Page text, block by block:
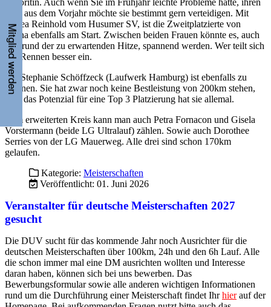
Zum erweiterten Kreis kann man auch Petra Fornacon und Gisela
Vorstermann (beide LG Ultralauf) zählen. Sowie auch Dorothee
Serries von der LG Mauerweg. Alle drei sind schon 170km
gelaufen.
Kategorie:Meisterschaften
Veranstalter für deutsche Meisterschaften 2027
gesucht
Die DUV sucht für das kommende Jahr noch Ausrichter für die
deutschen Meisterschaften über 100km, 24h und den 6h Lauf. Alle
die schon immer mal eine DM ausrichten wollten und Interesse
daran haben, können sich bei uns bewerben. Das
Bewerbungsformular sowie alle anderen wichtigen Informationen
rund um die Durchführung einer Meisterschaft findet Ihr
Kontaktformular
Selbstverständlich kann man sich auch schon für das darauffolgende
Jahr 2028 bewerben. Je früher wir Veranstalter haben, um so besser
die Planungssicherheit für alle Parteien.
Wir zählen auf Euch
Euer DUV Präsidium
Mitglied werden